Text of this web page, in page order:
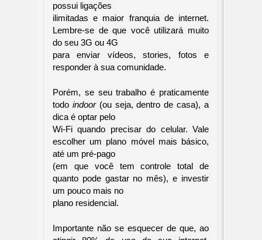
possui ligações
ilimitadas e maior franquia de internet.
Lembre-se de que você utilizará muito
do seu 3G ou 4G
para enviar vídeos, stories, fotos e
responder à sua comunidade.
Porém, se seu trabalho é praticamente
todo indoor (ou seja, dentro de casa), a
dica é optar pelo
Wi-Fi quando precisar do celular. Vale
escolher um plano móvel mais básico,
até um pré-pago
(em que você tem controle total de
quanto pode gastar no mês), e investir
um pouco mais no
plano residencial.
Importante não se esquecer de que, ao